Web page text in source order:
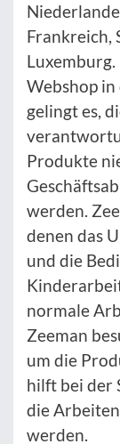
Frankreich,
Webshop
gelingt es,
Produkte
werden.
denen das
und die
normale
Zeeman
um die
hilft bei der
die
werden.